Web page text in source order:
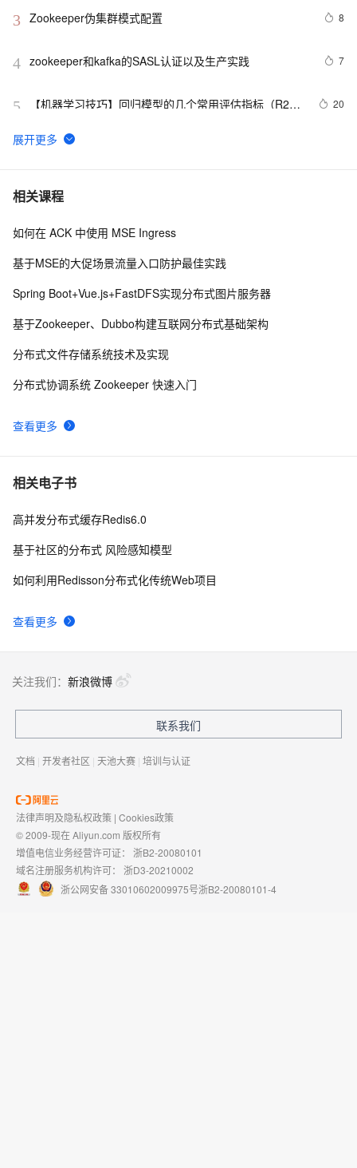
3 Zookeeper伪集群模式配置 8
4 zookeeper和kafka的SASL认证以及生产实践 7
5
【机器学习技巧】回归模型的几个常用评估指标（R2、
sklearn中的调用方式
20
6 zookeeper部署安装
7 基于阿里云微服务引擎 MSE 的全链路灰度实践
8 【已解决】ZooKeeper配置中出现Error contacting
10Spring Cloud全解析：注册中心之zookeeper注册中心
相关课程
查看更多
如何在 ACK 中使用 MSE Ingress
基于MSE的大促场景流量入口防护最佳实践
Spring Boot+Vue.js+FastDFS实现分布式图片服务器
基于Zookeeper、Dubbo构建互联网分布式基础架构
分布式文件存储系统技术及实现
分布式协调系统 Zookeeper 快速入门
相关电子书
查看更多
高并发分布式缓存Redis6.0
基于社区的分布式 风险感知模型
如何利用Redisson分布式化传统Web项目
关注我们： 新浪微博
联系我们
文档 | 开发者社区 | 天池大赛 | 培训与认证
法律声明及隐私权政策 | Cookies政策
© 2009-现在 Aliyun.com 版权所有
增值电信业务经营许可证： 浙B2-20080101
域名注册服务机构许可： 浙D3-20210002
浙公网安备 33010602009975号浙B2-20080101-4